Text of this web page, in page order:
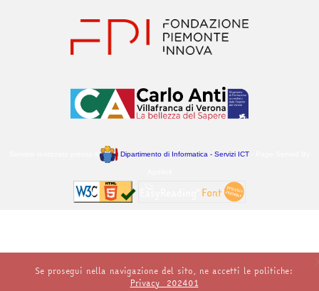
Dipartimento di Informatica - Servizi ICT
Se prosegui nella navigazione del sito, ne accetti le politiche:
Privacy_202401